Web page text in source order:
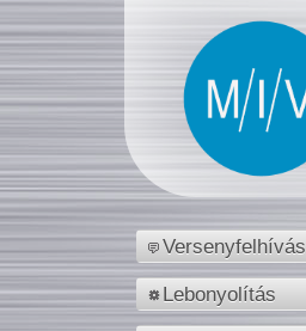
Versenyfelhívás
Lebonyolítás